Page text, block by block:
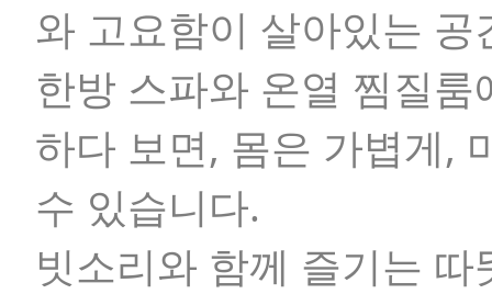
와 고요함이 살아있는 공
한방 스파와 온열 찜질
하다 보면, 몸은 가볍게,
수 있습니다.
빗소리와 함께 즐기는